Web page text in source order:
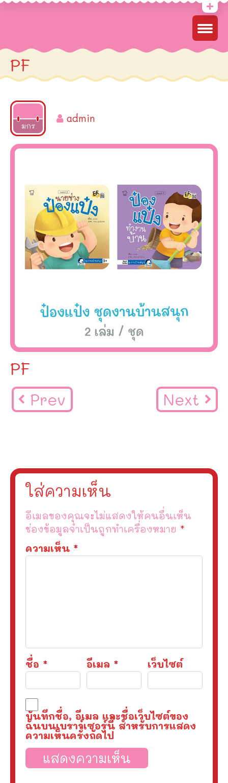
PF
มกร
2022
admin
PF
Prev Next
ใส่ความเห็น
อีเมลของคุณจะไม่แสดงให้คนอื่นเห็น
ช่องข้อมูลจำเป็นถูกทำเครื่องหมาย *
ความเห็น *
ชื่อ * อีเมล * เว็บไซต์
บันทึกชื่อ, อีเมล และชื่อเว็บไซต์ของ
ฉันบนเบราว์เซอร์นี้ สำหรับการแสดง
ความเห็นครั้งถัดไป